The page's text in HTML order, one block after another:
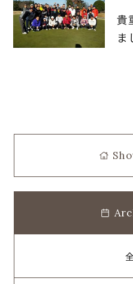
貴
ま